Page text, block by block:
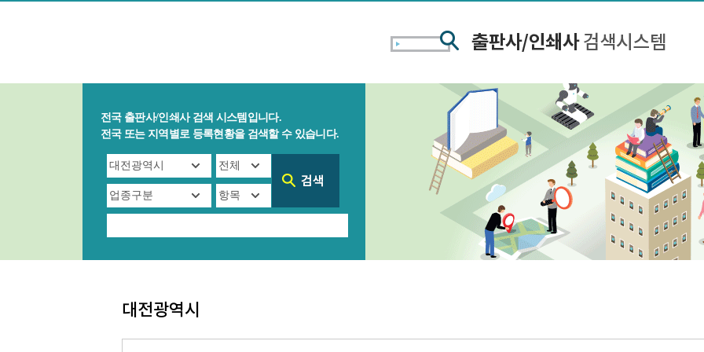
전국 출판사/인쇄사 검색 시스템입니다.
전국 또는 지역별로 등록현황을 검색할 수 있습니다.
대전광역시